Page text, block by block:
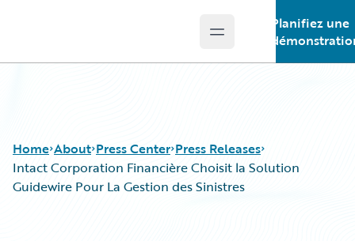
Open main menu
Planifiez une
Home About Press Center Press Releases
Intact Corporation Financière Choisit la Solution
Guidewire Pour La Gestion des Sinistres